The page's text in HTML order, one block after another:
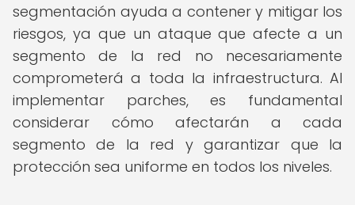
segmentación ayuda a contener y mitigar los
riesgos, ya que un ataque que afecte a un
segmento de la red no necesariamente
comprometerá a toda la infraestructura. Al
implementar parches, es fundamental
considerar cómo afectarán a cada
segmento de la red y garantizar que la
protección sea uniforme en todos los niveles.